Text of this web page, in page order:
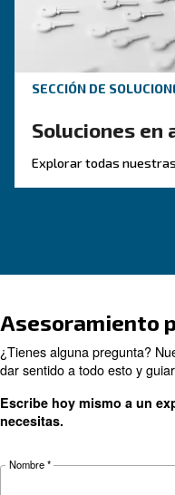
Estas preguntas
de F.A.Q.
respuestas más